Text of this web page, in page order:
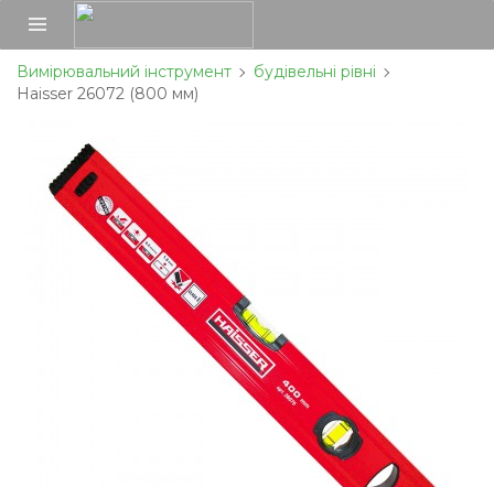
Вимірювальний інструмент
будівельні рівні
Haisser 26072 (800 мм)